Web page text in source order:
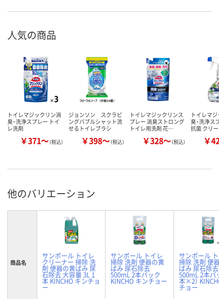
人気の商品
トイレマジックリン消
臭・洗浄スプレー トイ
レ洗剤
￥371～（税込）
ジョンソン スクラビ
ングバブルシャット流
せるトイレブラシ
￥398～（税込）
トイレマジックリンス
プレー 消臭ストロング
トイレ用洗剤 花…
￥328～（税込）
トイレマ
臭・洗浄ス
抗菌 クリ
￥
他のバリエーション
商品名
サンポール トイレ
クリーナー 掃除 洗
剤 便器の黄ばみ 尿
石除去 大容量 3L 1
本 KINCHO キンチョ
ー
サンポール トイレ
掃除 洗剤 便器の黄
ばみ 尿石除去
500mL 2本パック
KINCHO キンチョー
サンポール
掃除 洗剤 便
ばみ 尿石除去
500mL 2本パ
本×2）
チョー